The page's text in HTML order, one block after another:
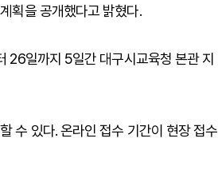
획을 공개했다고 밝혔다.
26일까지 5일간 대구시교육청 본관 지
수 있다. 온라인 접수 기간이 현장 접수